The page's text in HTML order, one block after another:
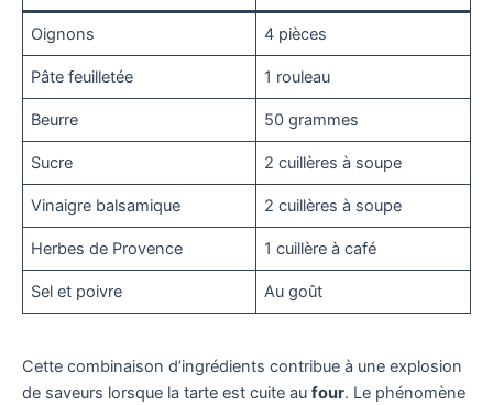
Oignons 4 pièces
Pâte feuilletée 1 rouleau
Beurre 50 grammes
Sucre 2 cuillères à soupe
Vinaigre balsamique 2 cuillères à soupe
Herbes de Provence 1 cuillère à café
Sel et poivre Au goût
Cette combinaison d’ingrédients contribue à une explosion
de saveurs lorsque la tarte est cuite au four. Le phénomène